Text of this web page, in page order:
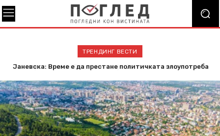
ТРЕНДИНГ ВЕСТИ
Јаневска: Време е да престане политичката злоупотреба